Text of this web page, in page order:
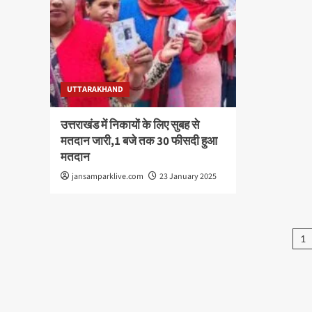
UTTARAKHAND
उत्तराखंड में निकायों के लिए सुबह से
मतदान जारी,1 बजे तक 30 फीसदी हुआ
मतदान
jansamparklive.com 23 January 2025
1